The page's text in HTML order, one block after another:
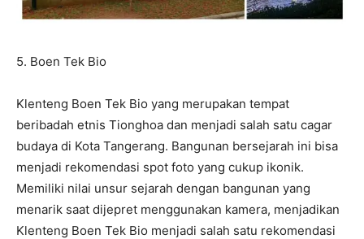
5.⁠ Boen Tek Bio
Klenteng Boen Tek Bio yang merupakan tempat
beribadah etnis Tionghoa dan menjadi salah satu cagar
budaya di Kota Tangerang. Bangunan bersejarah ini bisa
menjadi rekomendasi spot foto yang cukup ikonik.
Memiliki nilai unsur sejarah dengan bangunan yang
menarik saat dijepret menggunakan kamera, menjadikan
Klenteng Boen Tek Bio menjadi salah satu rekomendasi